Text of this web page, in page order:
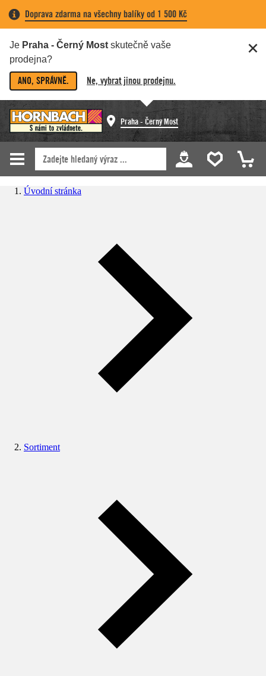
Doprava zdarma na všechny balíky od 1 500 Kč
Je Praha - Černý Most skutečně vaše
prodejna?
ANO, SPRÁVNĚ. Ne, vybrat jinou prodejnu.
Praha - Černý Most
Úvodní stránka
Sortiment